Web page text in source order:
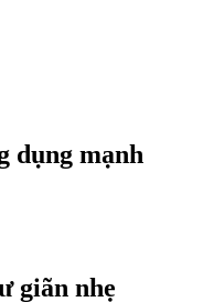
dụng mạnh
giãn nhẹ